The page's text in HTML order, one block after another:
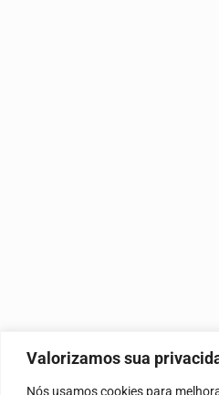
Valorizamos sua
Nós usamos cookies para